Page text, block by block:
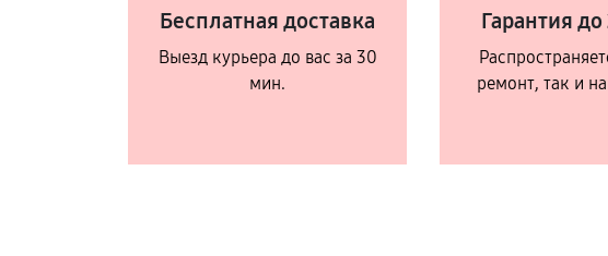
Бесплатная доставка
Выезд курьера до вас за 30
мин.
Гарантия до
ремонт, так и